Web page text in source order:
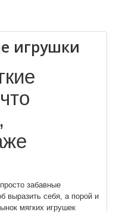
игрушки
забавные
выразить себя, а порой и
мягких игрушек